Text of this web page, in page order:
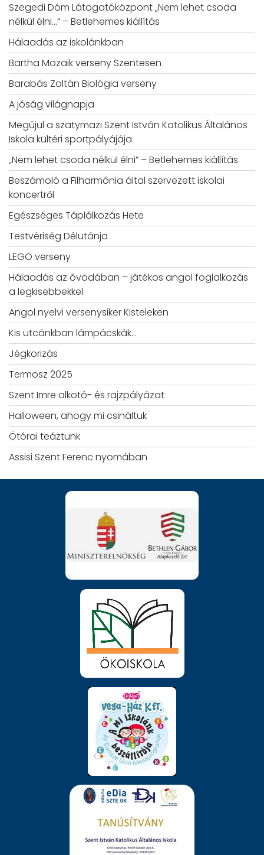
Szegedi Dóm Látogatóközpont „Nem lehet csoda
nélkül élni…” – Betlehemes kiállítás
Hálaadás az iskolánkban
Bartha Mozaik verseny Szentesen
Barabás Zoltán Biológia verseny
A jóság világnapja
Megújul a szatymazi Szent István Katolikus Általános
Iskola kültéri sportpályájája
„Nem lehet csoda nélkül élni” – Betlehemes kiállítás
Beszámoló a Filharmónia által szervezett iskolai
koncertről
Egészséges Táplálkozás Hete
Testvériség Délutánja
LEGO verseny
Hálaadás az óvodában – játékos angol foglalkozás
a legkisebbekkel
Angol nyelvi versenysiker Kisteleken
Kis utcánkban lámpácskák…
Jégkorizás
Termosz 2025
Szent Imre alkotó- és rajzpályázat
Halloween, ahogy mi csináltuk
Ötórai teáztunk
Assisi Szent Ferenc nyomában